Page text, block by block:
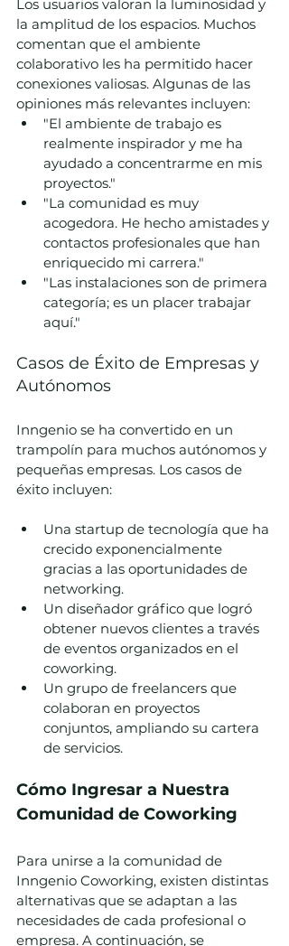
Los usuarios valoran la luminosidad y
la amplitud de los espacios. Muchos
comentan que el ambiente
colaborativo les ha permitido hacer
conexiones valiosas. Algunas de las
opiniones más relevantes incluyen:
"El ambiente de trabajo es
realmente inspirador y me ha
ayudado a concentrarme en mis
proyectos."
"La comunidad es muy
acogedora. He hecho amistades y
contactos profesionales que han
enriquecido mi carrera."
"Las instalaciones son de primera
categoría; es un placer trabajar
aquí."
Casos de Éxito de Empresas y
Autónomos
Inngenio se ha convertido en un
trampolín para muchos autónomos y
pequeñas empresas. Los casos de
éxito incluyen:
Una startup de tecnología que ha
crecido exponencialmente
gracias a las oportunidades de
networking.
Un diseñador gráfico que logró
obtener nuevos clientes a través
de eventos organizados en el
coworking.
Un grupo de freelancers que
colaboran en proyectos
conjuntos, ampliando su cartera
de servicios.
Cómo Ingresar a Nuestra
Comunidad de Coworking
Para unirse a la comunidad de
Inngenio Coworking, existen distintas
alternativas que se adaptan a las
necesidades de cada profesional o
empresa. A continuación, se